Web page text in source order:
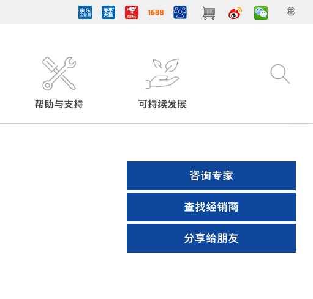
帮助与支持 可持续发展
咨询专家
查找经销商
分享给朋友